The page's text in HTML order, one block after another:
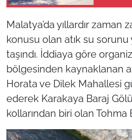
Malatya’da yıllardır zaman
konusu olan atık su
taşındı. İddiaya göre
bölgesinden kaynaklanan
Horata ve Dilek Mahallesi
ederek Karakaya Baraj
kollarından biri olan Tohma